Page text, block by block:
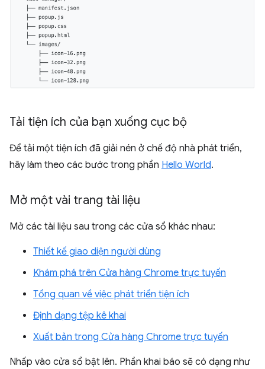
Tải tiện ích của bạn xuống cục bộ
Để tải một tiện ích đã giải nén ở chế độ nhà phát triển,
hãy làm theo các bước trong phần Hello World.
Mở một vài trang tài liệu
Mở các tài liệu sau trong các cửa sổ khác nhau:
Thiết kế giao diện người dùng
Khám phá trên Cửa hàng Chrome trực tuyến
Tổng quan về việc phát triển tiện ích
Định dạng tệp kê khai
Xuất bản trong Cửa hàng Chrome trực tuyến
Nhấp vào cửa sổ bật lên. Phần khai báo sẽ có dạng như